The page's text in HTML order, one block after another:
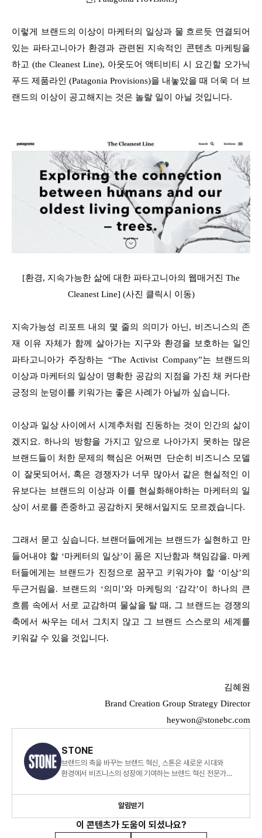
이렇게 브랜드의 이상이 마케터의 일상과 물 흐르듯 연결되어
있는 파타고니아가 환경과 관련된 지속적인 콘텐츠 마케팅을
하고 (the Cleanest Line), 아웃도어 액티비티 시 요긴할 오가닉
푸드 제품라인 (Patagonia Provisions)을 내놓았을 때 더욱 더 브
랜드의 이상이 공고해지는 것은 놀랄 일이 아닐 것입니다.
[환경, 지속가능한 삶에 대한 파타고니아의 웹매거진 The
Cleanest Line] (사진 클릭시 이동)
지속가능성 리포트 내의 몇 줄의 의미가 아닌, 비즈니스의 존
재 이유 자체가 함께 살아가는 지구와 환경을 보호하는 일인
파타고니아가 주장하는 “The Activist Company”는 브랜드의
이상과 마케터의 일상이 명확한 공감의 지점을 가진 채 커다란
긍정의 눈덩이를 키워가는 좋은 사례가 아닐까 싶습니다.
이상과 일상 사이에서 시계추처럼 진동하는 것이 인간의 삶이
겠지요. 하나의 방향을 가지고 앞으로 나아가지 못하는 많은
브랜드들이 처한 문제의 핵심은 어쩌면 단순히 비즈니스 모델
이 잘못되어서, 혹은 경쟁자가 너무 많아서 같은 현실적인 이
유보다는 브랜드의 이상과 이를 현실화해야하는 마케터의 일
상이 서로를 존중하고 공감하지 못해서일지도 모르겠습니다.
그래서 묻고 싶습니다. 브랜더들에게는 브랜드가 실현하고 만
들어내야 할 ‘마케터의 일상’이 품은 지난함과 책임감을. 마케
터들에게는 브랜드가 진정으로 꿈꾸고 키워가야 할 ‘이상’의
두근거림을. 브랜드의 ‘의미’와 마케팅의 ‘감각’이 하나의 큰
흐름 속에서 서로 교감하며 물살을 탈 때, 그 브랜드는 경쟁의
축에서 싸우는 데서 그치지 않고 그 브랜드 스스로의 세계를
키워갈 수 있을 것입니다.
김혜원
Brand Creation Group Strategy Director
heywon@stonebc.com
STONE
브랜드의 축을 바꾸는 브랜드 혁신, 스톤은 새로운 시대와
환경에서 비즈니스의 성장에 기여하는 브랜드 혁신 전문가
알림받기
이 콘텐츠가 도움이 되셨나요?